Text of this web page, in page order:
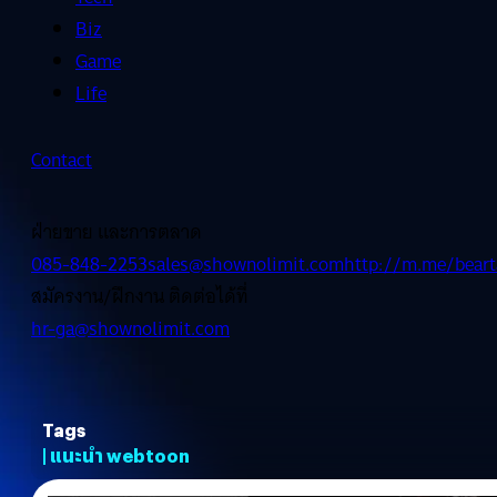
Biz
Game
Life
Contact
ฝ่ายขาย และการตลาด
085-848-2253sales@shownolimit.comhttp://m.me/
สมัครงาน/ฝึกงาน ติดต่อได้ที่
hr-ga@shownolimit.com
Tags
| แนะนำ webtoon